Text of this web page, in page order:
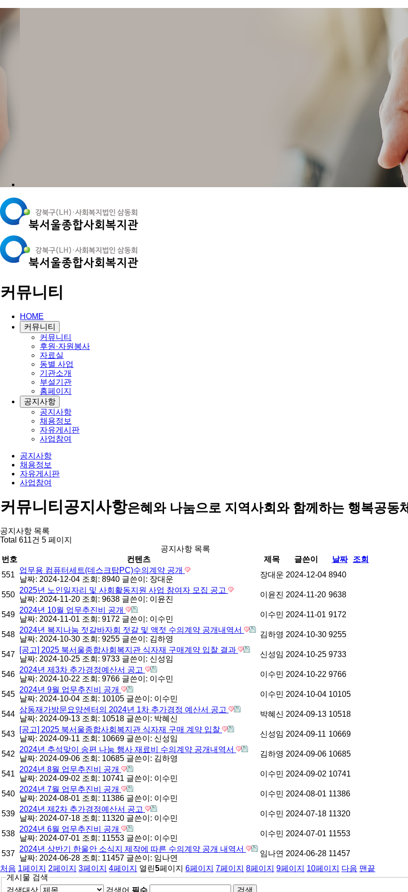
커뮤니티
HOME
커뮤니티
커뮤니티
후원·자원봉사
자료실
동별 사업
기관소개
부설기관
홈페이지
공지사항
공지사항
채용정보
자유게시판
사업참여
공지사항
채용정보
자유게시판
사업참여
커뮤니티공지사항은혜와 나눔으로 지역사회와 함께하는 행복공동
공지사항 목록
Total 611건 5 페이지
공지사항 목록
번호
컨텐츠 제목 글쓴이 날짜
조회
551
업무용 컴퓨터세트(데스크탑PC)수의계약 공개
날짜: 2024-12-04 조회: 8940 글쓴이: 장대운
장대운 2024-12-04 8940
550
2025년 노인일자리 및 사회활동지원 사업 참여자 모집 공고
날짜: 2024-11-20 조회: 9638 글쓴이: 이윤진
이윤진 2024-11-20 9638
549
2024년 10월 업무추진비 공개
날짜: 2024-11-01 조회: 9172 글쓴이: 이수민
이수민 2024-11-01 9172
548
2024년 복지나눔 젓갈바자회 젓갈 및 액젓 수의계약 공개내역서
날짜: 2024-10-30 조회: 9255 글쓴이: 김하영
김하영 2024-10-30 9255
547
[공고] 2025 북서울종합사회복지관 식자재 구매계약 입찰 결과
날짜: 2024-10-25 조회: 9733 글쓴이: 신성임
신성임 2024-10-25 9733
546
2024년 제3차 추가경정예산서 공고
날짜: 2024-10-22 조회: 9766 글쓴이: 이수민
이수민 2024-10-22 9766
545
2024년 9월 업무추진비 공개
날짜: 2024-10-04 조회: 10105 글쓴이: 이수민
이수민 2024-10-04 10105
544
삼동재가방문요양센터의 2024년 1차 추가경정 예산서 공고
날짜: 2024-09-13 조회: 10518 글쓴이: 박혜신
박혜신 2024-09-13 10518
543
[공고] 2025 북서울종합사회복지관 식자재 구매 계약 입찰
날짜: 2024-09-11 조회: 10669 글쓴이: 신성임
신성임 2024-09-11 10669
542
2024년 추석맞이 송편 나눔 행사 재료비 수의계약 공개내역서
날짜: 2024-09-06 조회: 10685 글쓴이: 김하영
김하영 2024-09-06 10685
541
2024년 8월 업무추진비 공개
날짜: 2024-09-02 조회: 10741 글쓴이: 이수민
이수민 2024-09-02 10741
540
2024년 7월 업무추진비 공개
날짜: 2024-08-01 조회: 11386 글쓴이: 이수민
이수민 2024-08-01 11386
539
2024년 제2차 추가경정예산서 공고
날짜: 2024-07-18 조회: 11320 글쓴이: 이수민
이수민 2024-07-18 11320
538
2024년 6월 업무추진비 공개
날짜: 2024-07-01 조회: 11553 글쓴이: 이수민
이수민 2024-07-01 11553
537
2024년 상반기 한울안 소식지 제작에 따른 수의계약 공개 내역서
날짜: 2024-06-28 조회: 11457 글쓴이: 임나연
임나연 2024-06-28 11457
처음 1페이지 2페이지 3페이지 4페이지 열린5페이지 6페이지 7페이지 8페이지 9페이지 10페이지 다음 맨끝
게시물 검색